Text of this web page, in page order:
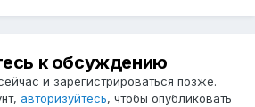
к обсуждению
и зарегистрироваться позже.
авторизуйтесь, чтобы опубликовать